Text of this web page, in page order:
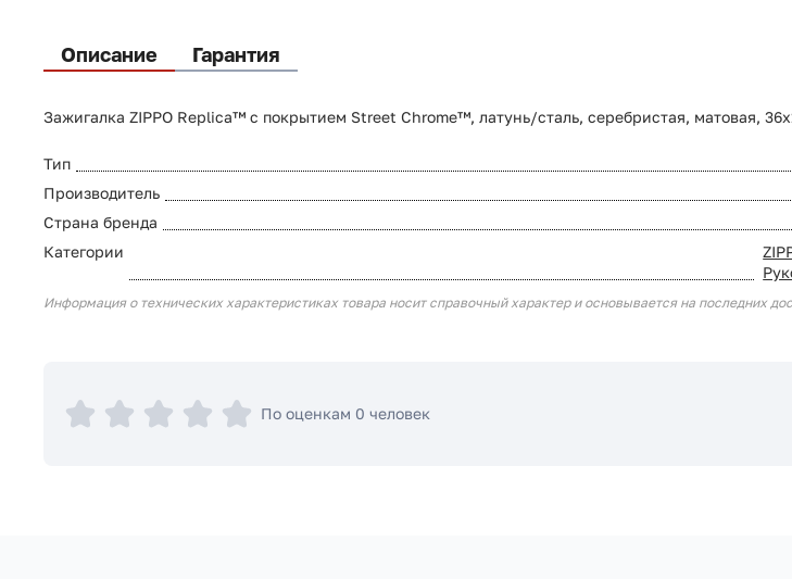
Описание Гарантия
Зажигалка ZIPPO Replica™ с покрытием Street Chrome™, латунь/сталь, серебристая, матовая,
Тип
Производитель
Страна бренда
Категории
Информация о технических характеристиках товара носит справочный характер и основывается на последних
По оценкам 0 человек